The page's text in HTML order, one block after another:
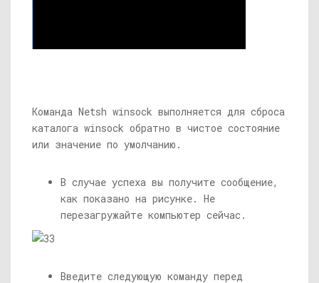
Команда Netsh winsock выполняется для сброса
каталога winsock обратно в чистое состояние
или значение по умолчанию.
В случае успеха вы получите сообщение,
как показано на рисунке. Не
перезагружайте компьютер сейчас.
Введите следующую команду перед